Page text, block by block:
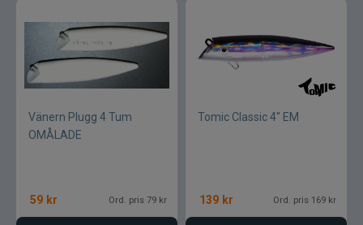
Vänern Plugg 4 Tum
OMÅLADE
59 kr Ord. pris 79 kr
Tomic Classic 4" EM
139 kr Ord. pris 169 kr